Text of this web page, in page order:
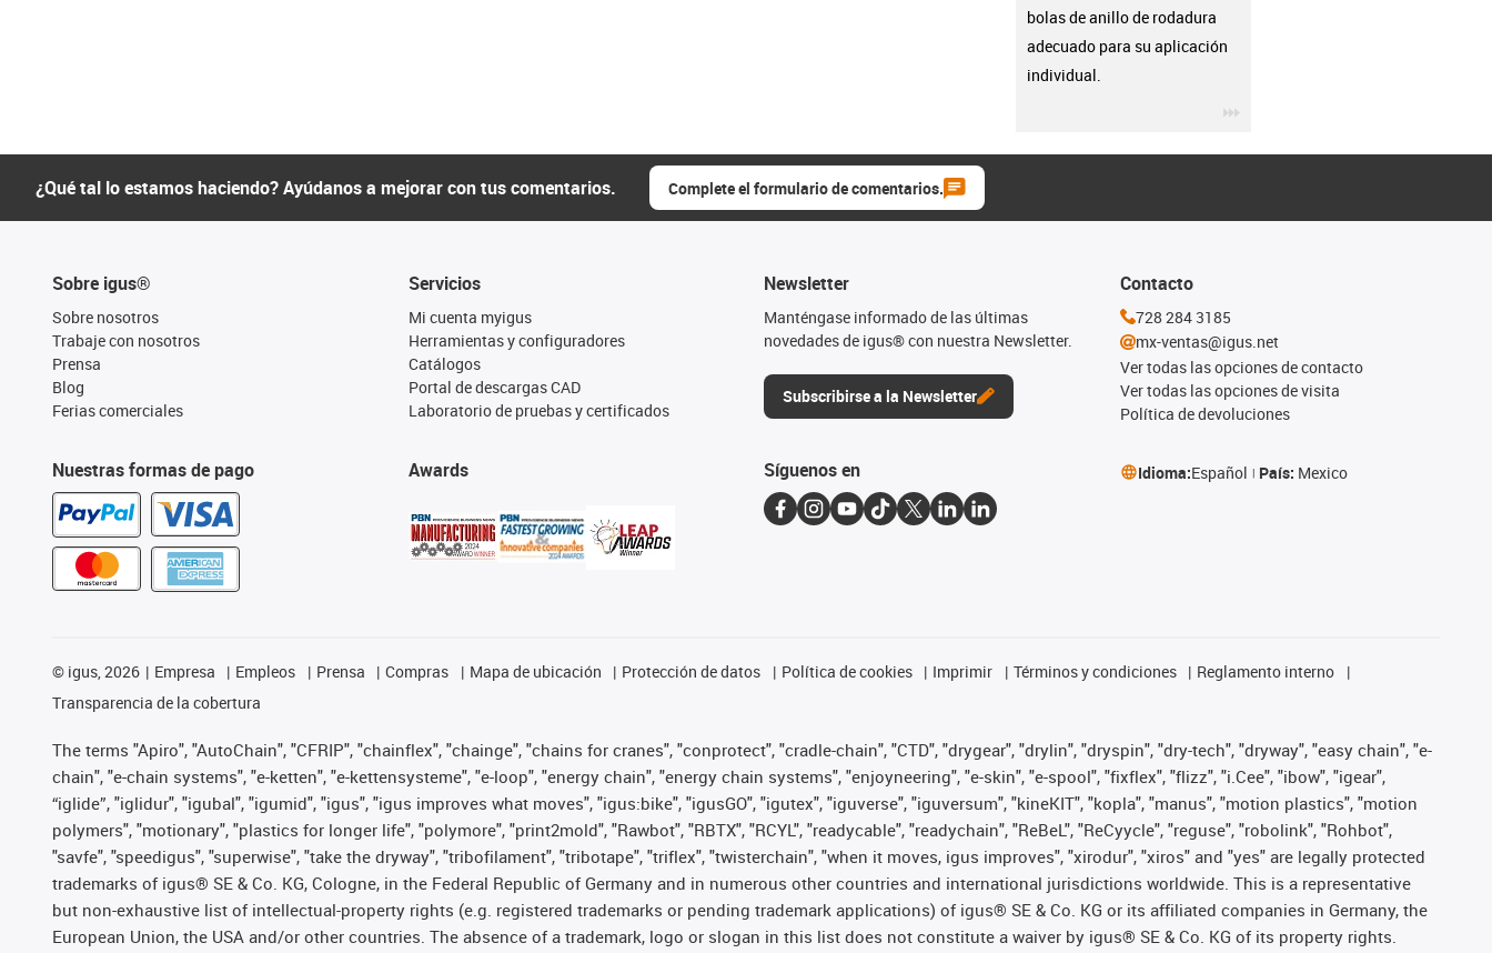
bolas de anillo de rodadura
adecuado para su aplicación
individual.
¿Qué tal lo estamos haciendo? Ayúdanos a mejorar con tus comentarios. Complete el formulario de comentarios.
Sobre igus®
Sobre nosotros
Trabaje con nosotros
Prensa
Blog
Ferias comerciales
Nuestras formas de pago
Servicios
Mi cuenta myigus
Herramientas y configuradores
Catálogos
Portal de descargas CAD
Laboratorio de pruebas y certificados
Awards
Newsletter
Manténgase informado de las últimas
novedades de igus® con nuestra Newsletter.
Subscribirse a la Newsletter
Contacto
728 284 3185
mx-ventas@igus.net
Ver todas las opciones de contacto
Ver todas las opciones de visita
Política de devoluciones
Síguenos en Idioma:Español País: Mexico
© igus, 2026 Empresa Empleos Prensa Compras Mapa de ubicación Protección de datos Política de cookies Imprimir Términos y condiciones
Reglamento interno
Transparencia de la cobertura
The terms "Apiro", "AutoChain", "CFRIP", "chainflex", "chainge", "chains for cranes", "conprotect", "cradle-chain", "CTD", "drygear", "drylin", "dryspin", "dry-tech", "dryway", "easy chain", "e-
chain", "e-chain systems", "e-ketten", "e-kettensysteme", "e-loop", "energy chain", "energy chain systems", "enjoyneering", "e-skin", "e-spool", "fixflex", "flizz", "i.Cee", "ibow", "igear",
“iglide”, "iglidur", "igubal", "igumid", "igus", "igus improves what moves", "igus:bike", "igusGO", "igutex", "iguverse", "iguversum", "kineKIT", "kopla", "manus", "motion plastics", "motion
polymers", "motionary", "plastics for longer life", "polymore", "print2mold", "Rawbot", "RBTX", "RCYL", "readycable", "readychain", "ReBeL", "ReCyycle", "reguse", "robolink", "Rohbot",
"savfe", "speedigus", "superwise", "take the dryway", "tribofilament", "tribotape", "triflex", "twisterchain", "when it moves, igus improves", "xirodur", "xiros" and "yes" are legally protected
trademarks of igus® SE & Co. KG, Cologne, in the Federal Republic of Germany and in numerous other countries and international jurisdictions worldwide. This is a representative
but non-exhaustive list of intellectual-property rights (e.g. registered trademarks or pending trademark applications) of igus® SE & Co. KG or its affiliated companies in Germany, the
European Union, the USA and/or other countries. The absence of a trademark, logo or slogan in this list does not constitute a waiver by igus® SE & Co. KG of its property rights.